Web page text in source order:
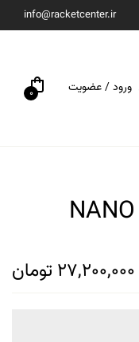
info@racketcenter.ir
ورود / عضویت 0
راکت بدمینتون یونکس NANO
27,200,000 تومان